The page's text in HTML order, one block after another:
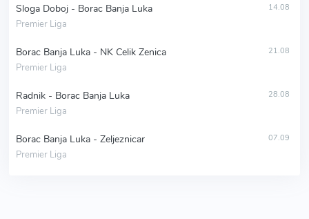
Sloga Doboj - Borac Banja Luka
Premier Liga
14.08
Borac Banja Luka - NK Celik Zenica
Premier Liga
21.08
Radnik - Borac Banja Luka
Premier Liga
28.08
Borac Banja Luka - Zeljeznicar
Premier Liga
07.09